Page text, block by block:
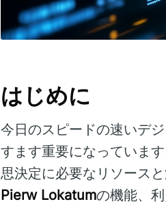
はじめに
今日のスピードの速いデ
すます重要になっています
思決定に必要なリソース
Pierw Lokatumの機能、